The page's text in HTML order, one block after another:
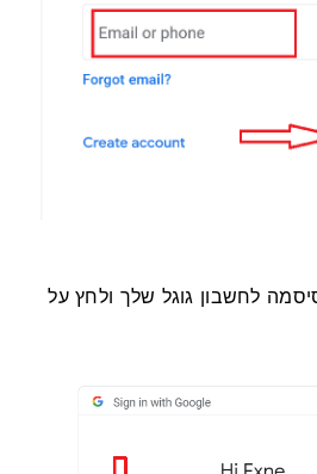
לחשבון גוגל שלך ולחץ על